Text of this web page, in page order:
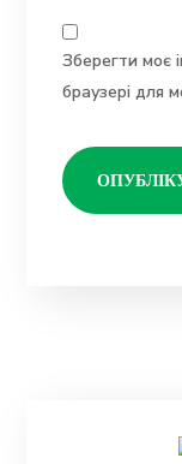
Зберегти моє
браузері для